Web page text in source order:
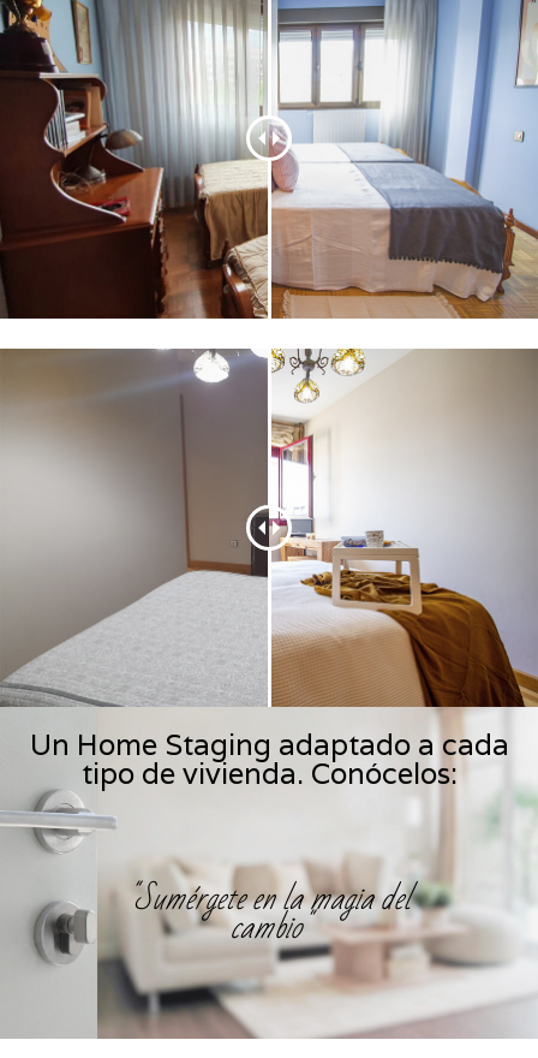
Un Home Staging adaptado a cada
tipo de vivienda. Conócelos:
"Sumérgete en la magia del
cambio"